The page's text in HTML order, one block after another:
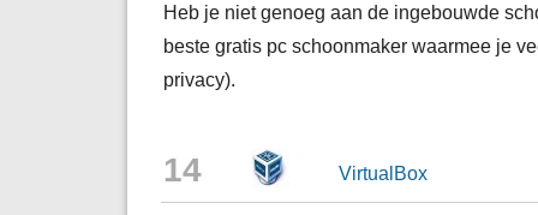
Heb je niet genoeg aan de ingebouwde
beste gratis pc schoonmaker waarmee je
privacy).
14 VirtualBox